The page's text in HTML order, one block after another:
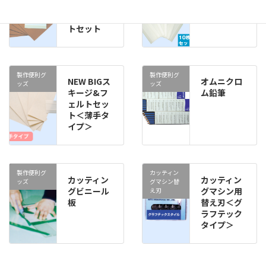
トセット
製作便利グ
ッズ
NEW BIGス
キージ&フ
ェルトセッ
ト＜薄手タ
イプ＞
製作便利グ
ッズ
オムニクロ
ム鉛筆
製作便利グ
ッズ
カッティン
グビニール
板
カッティン
グマシン替
え刃
カッティン
グマシン用
替え刃＜グ
ラフテック
タイプ＞